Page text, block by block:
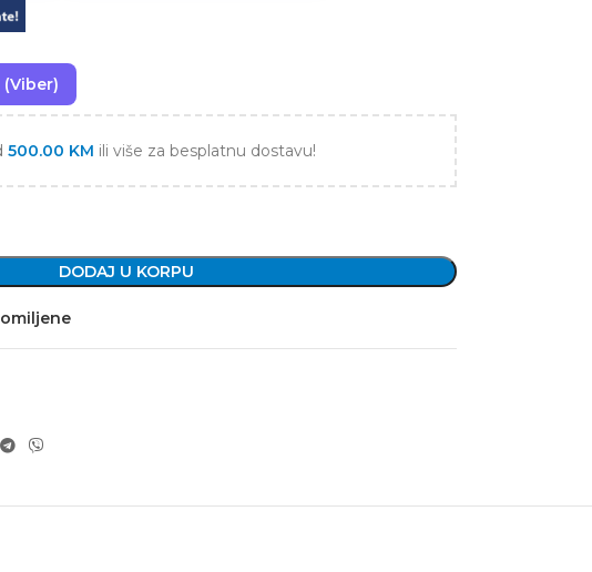
500.00 KM ili više za besplatnu dostavu!
DODAJ U KORPU